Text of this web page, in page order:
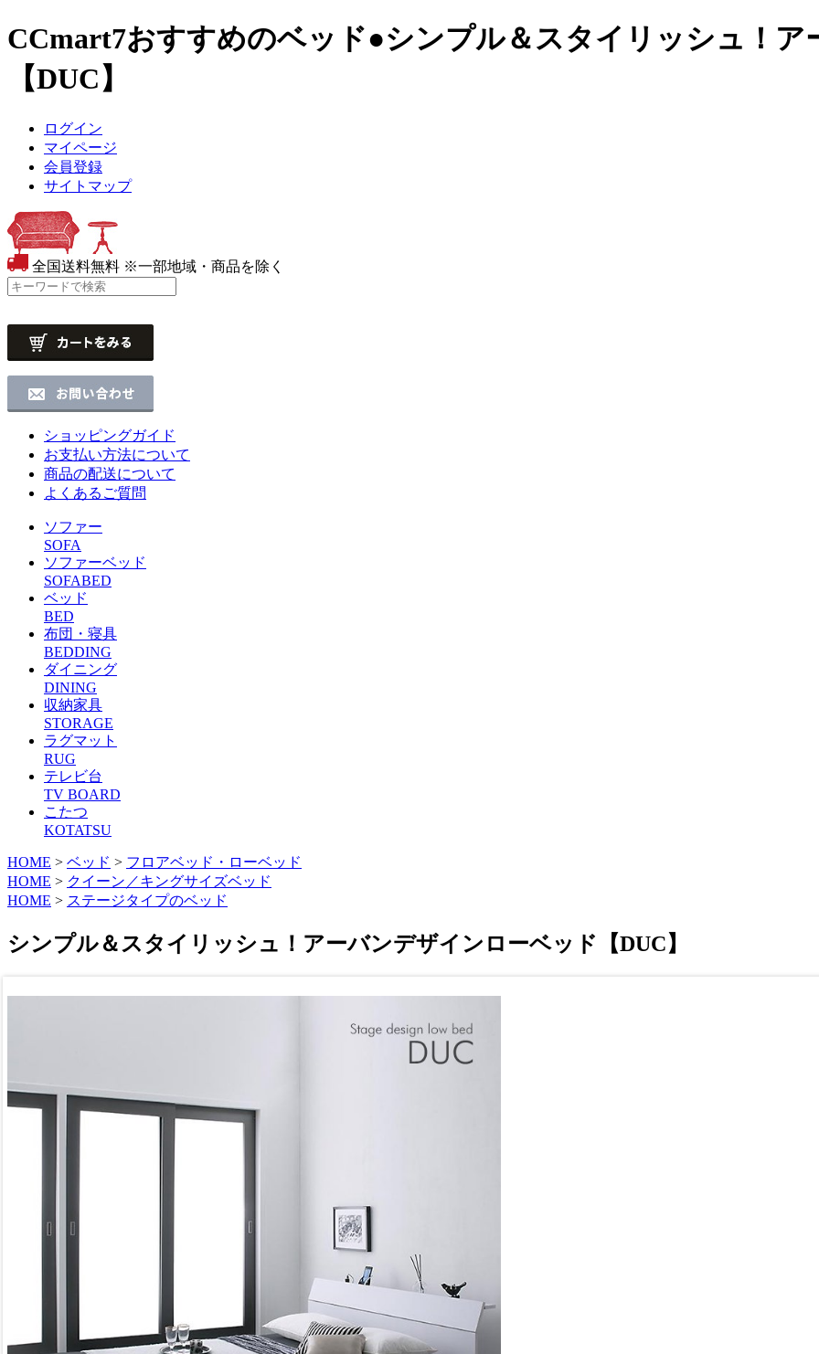
CCmart7おすすめのベッド●シンプル＆スタイリッシュ！ア
【DUC】
ログイン
マイページ
会員登録
サイトマップ
全国送料無料 ※一部地域・商品を除く
ショッピングガイド
お支払い方法について
商品の配送について
よくあるご質問
ソファー
SOFA
ソファーベッド
SOFABED
ベッド
BED
布団・寝具
BEDDING
ダイニング
DINING
収納家具
STORAGE
ラグマット
RUG
テレビ台
TV BOARD
こたつ
KOTATSU
HOME > ベッド > フロアベッド・ローベッド
HOME > クイーン／キングサイズベッド
HOME > ステージタイプのベッド
シンプル＆スタイリッシュ！アーバンデザインローベッド【DUC】